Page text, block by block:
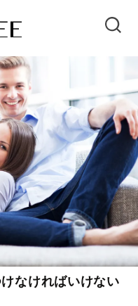
なければいけない